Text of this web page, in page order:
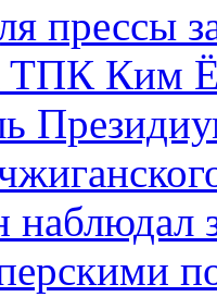
прессы
ТПК Ким